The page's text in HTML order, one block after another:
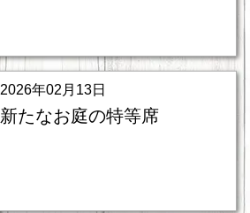
2026年02月13日
新たなお庭の特等席